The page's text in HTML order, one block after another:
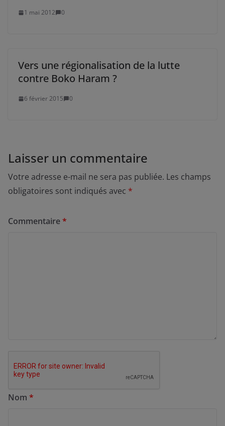
1 mai 2012 0
Vers une régionalisation de la lutte
contre Boko Haram ?
6 février 2015 0
Laisser un commentaire
Votre adresse e-mail ne sera pas publiée. Les champs
obligatoires sont indiqués avec *
Commentaire*
Nom *